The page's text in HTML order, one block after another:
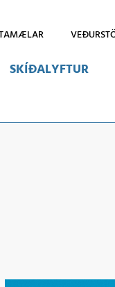
SKÍÐALYFTUR